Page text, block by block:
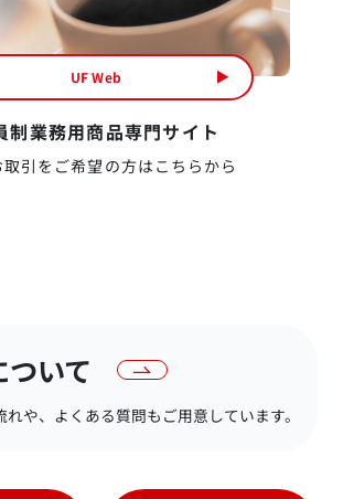
UF Web
制業務用商品専門サイト
引をご希望の方はこちらから
ついて
や、よくある質問もご用意しています。